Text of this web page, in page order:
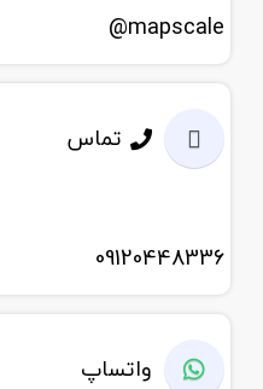
mapscale@
تماس
09120448336
واتساپ